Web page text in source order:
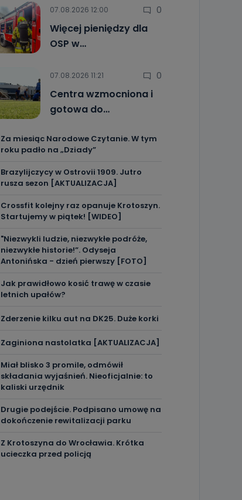
07.08.2026 12:00 0
Więcej pieniędzy dla
OSP w…
07.08.2026 11:21 0
Centra wzmocniona i
gotowa do…
Za miesiąc Narodowe Czytanie. W tym
roku padło na „Dziady”
Brazylijczycy w Ostrovii 1909. Jutro
rusza sezon [AKTUALIZACJA]
Crossfit kolejny raz opanuje Krotoszyn.
Startujemy w piątek! [WIDEO]
"Niezwykli ludzie, niezwykłe podróże,
niezwykłe historie!”. Odyseja
Antonińska - dzień pierwszy [FOTO]
Jak prawidłowo kosić trawę w czasie
letnich upałów?
Zderzenie kilku aut na DK25. Duże korki
Zaginiona nastolatka [AKTUALIZACJA]
Miał blisko 3 promile, odmówił
składania wyjaśnień. Nieoficjalnie: to
kaliski urzędnik
Drugie podejście. Podpisano umowę na
dokończenie rewitalizacji parku
Z Krotoszyna do Wrocławia. Krótka
ucieczka przed policją